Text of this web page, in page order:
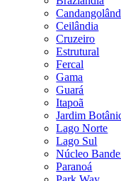
Ceilândia
Cruzeiro
Estrutural
Fercal
Gama
Guará
Itapoã
Jardim
Lago Norte
Lago Sul
Núcleo
Paranoá